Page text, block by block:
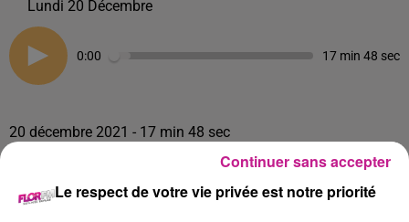
Lundi 20 Décembre
0:00 17 min 48 sec
20 décembre 2021 - 17 min 48 sec
Le respect de votre vie privée est notre priorité
Continuer sans accepter